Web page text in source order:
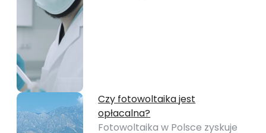
Czy fotowoltaika jest
opłacalna?
Fotowoltaika w Polsce zyskuje